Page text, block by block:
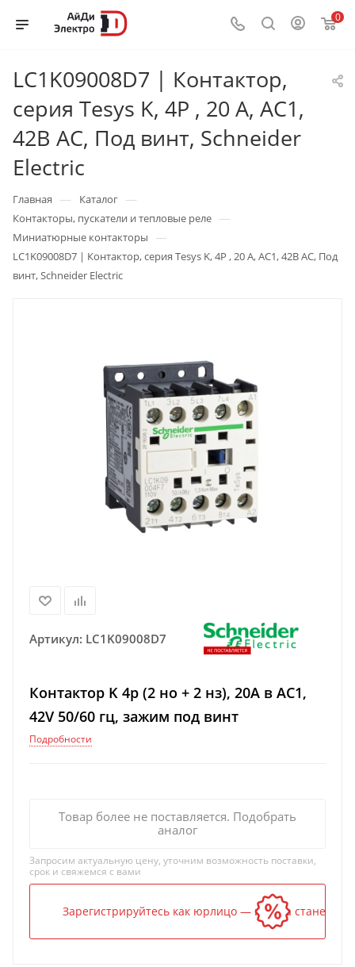
0
LC1K09008D7 | Контактор,
серия Tesys K, 4P , 20 А, AC1,
42В AC, Под винт, Schneider
Electric
Главная — Каталог —
Контакторы, пускатели и тепловые реле —
Миниатюрные контакторы —
LC1K09008D7 | Контактор, серия Tesys K, 4P , 20 А, AC1, 42В AC, Под
винт, Schneider Electric
Артикул: LC1K09008D7
Контактор K 4р (2 но + 2 нз), 20A в AC1,
42V 50/60 гц, зажим под винт
Подробности
Товар более не поставляется. Подобрать
аналог
Запросим актуальную цену, уточним возможность поставки,
срок и свяжемся с вами
Зарегистрируйтесь как юрлицо — и цена станет